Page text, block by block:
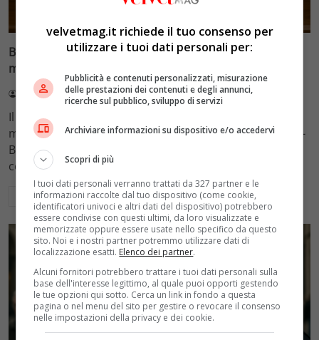
Blasi vs Totti: il giudice riduce l’assegno di
mantenimento a 10.900 euro
Redazione VelvetMAG 4 Agosto 2026
Il Tribunale di Roma ha fissato l'assegno di
mantenimento figli a 10.900 euro mensili nel caso Totti-
Blasi, respingendo la richiesta di 20mila euro della
conduttrice.
Leggi di più
velvetmag.it richiede il tuo consenso per
utilizzare i tuoi dati personali per:
Pubblicità e contenuti personalizzati, misurazione
delle prestazioni dei contenuti e degli annunci,
ricerche sul pubblico, sviluppo di servizi
Archiviare informazioni su dispositivo e/o accedervi
Scopri di più
I tuoi dati personali verranno trattati da 327 partner e le
informazioni raccolte dal tuo dispositivo (come cookie,
identificatori univoci e altri dati del dispositivo) potrebbero
essere condivise con questi ultimi, da loro visualizzate e
memorizzate oppure essere usate nello specifico da questo
sito. Noi e i nostri partner potremmo utilizzare dati di
localizzazione esatti. Elenco dei partner.
Alcuni fornitori potrebbero trattare i tuoi dati personali sulla
base dell'interesse legittimo, al quale puoi opporti gestendo
le tue opzioni qui sotto. Cerca un link in fondo a questa
pagina o nel menu del sito per gestire o revocare il consenso
nelle impostazioni della privacy e dei cookie.